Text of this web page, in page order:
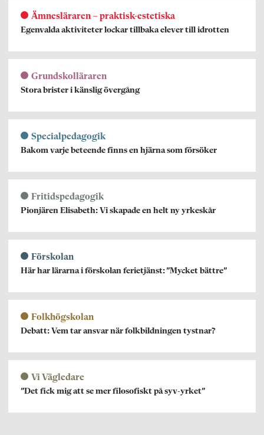
Ämnesläraren – praktisk-estetiska
Egenvalda aktiviteter lockar tillbaka elever till idrotten
Grundskolläraren
Stora brister i känslig övergång
Specialpedagogik
Bakom varje beteende finns en hjärna som försöker
Fritidspedagogik
Pionjären Elisabeth: Vi skapade en helt ny yrkeskår
Förskolan
Här har lärarna i förskolan ferietjänst: ”Mycket bättre”
Folkhögskolan
Debatt: Vem tar ansvar när folkbildningen tystnar?
Vi Vägledare
”Det fick mig att se mer filosofiskt på syv-yrket”